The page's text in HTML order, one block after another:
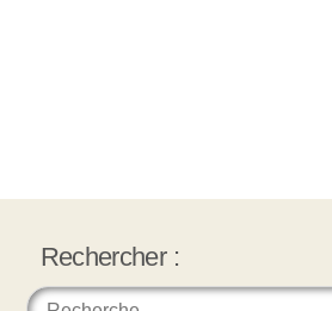
Rechercher :